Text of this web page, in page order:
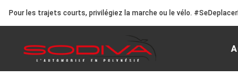
Pour les trajets courts, privilégiez la marche ou le vélo.